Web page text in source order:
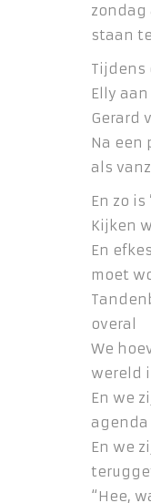
zondag
staan
Tijdens
Elly
Gerard
Na een
als
En zo
Kijken
En
moet
overal
We
wereld
En we
agenda
En we
“Hee,